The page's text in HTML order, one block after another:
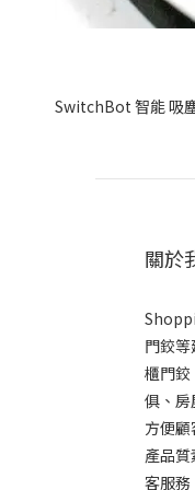
SwitchBot 智能 吸
關於
門鉸
櫃門
俱、房
方便
產品
客服務